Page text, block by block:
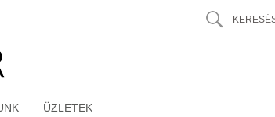
ÜZLETEK